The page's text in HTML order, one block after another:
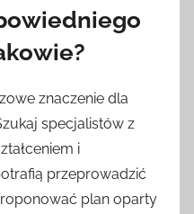
znaczenie dla
specjalistów z
i
przeprowadzić
plan oparty